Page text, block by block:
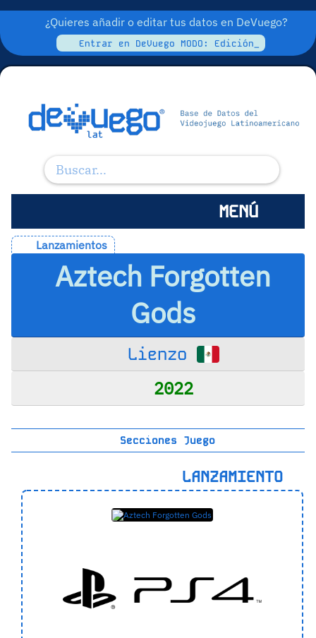
¿Quieres añadir o editar tus datos en DeVuego?
Entrar en DeVuego MODO: Edición_
MENÚ
Lanzamientos
Aztech Forgotten
Gods
Lienzo
2022
Secciones Juego
LANZAMIENTO